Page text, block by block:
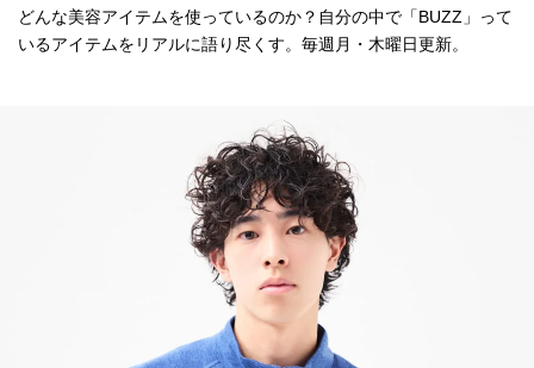
どんな美容アイテムを使っているのか？自分の中で「BUZZ」って
いるアイテムをリアルに語り尽くす。毎週月・木曜日更新。